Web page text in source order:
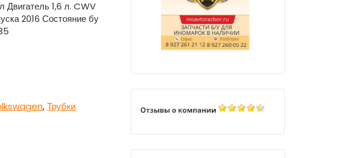
Двигатель 1,6 л. CWV
2016 Состояние бу
,Трубки